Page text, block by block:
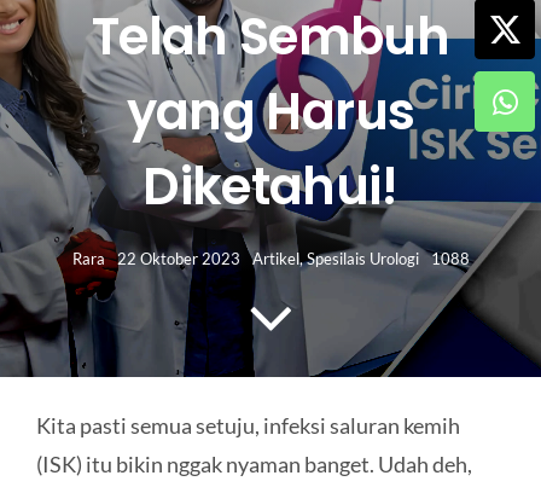
FASILITAS
ARTIKEL
HUBUNGI KAMI
Search
for:
Telah Sembuh
yang Harus
Diketahui!
Rara 22 Oktober 2023 Artikel,Spesilais Urologi 1088
Kita pasti semua setuju, infeksi saluran kemih
(ISK) itu bikin nggak nyaman banget. Udah deh,